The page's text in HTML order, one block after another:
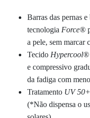
Barras das pernas
tecnologia Force®
a pele, sem marcar
Tecido Hypercool®
e compressivo
da fadiga com
Tratamento UV 50+
(*Não dispensa o